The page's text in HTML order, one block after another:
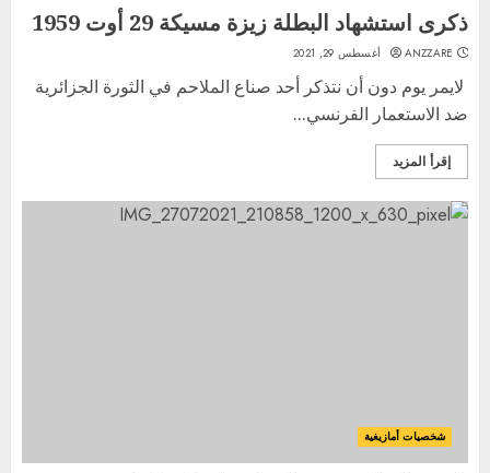
ذكرى استشهاد البطلة زيزة مسيكة 29 أوت 1959
ANZZARE أغسطس 29, 2021
لايمر يوم دون أن نتذكر أحد صناع الملاحم في الثورة الجزائرية
ضد الاستعمار الفرنسي...
إقرأ المزيد
شخصيات أمازيغية